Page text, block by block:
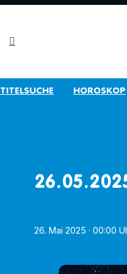
TITELSUCHE HOROSKOP
26. Mai 2025 · 00:00